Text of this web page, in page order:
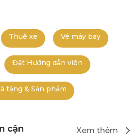
Thuê xe Vé máy bay
Đặt Hướng dẫn viên
tặng & Sản phẩm
cận Xem thêm